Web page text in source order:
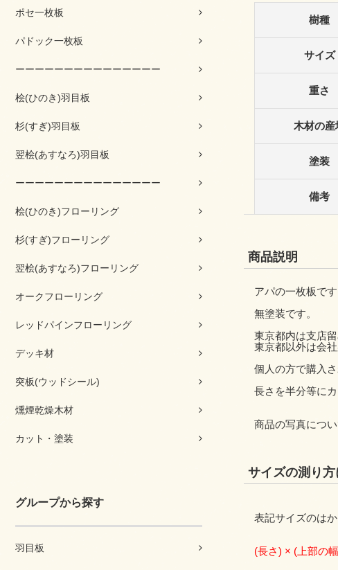
ポセ一枚板
パドック一枚板
ーーーーーーーーーーーーーーー
桧(ひのき)羽目板
杉(すぎ)羽目板
翌桧(あすなろ)羽目板
ーーーーーーーーーーーーーーー
桧(ひのき)フローリング
杉(すぎ)フローリング
翌桧(あすなろ)フローリング
オークフローリング
レッドパインフローリング
デッキ材
突板(ウッドシール)
燻煙乾燥木材
カット・塗装
グループから探す
羽目板
樹種
サイズ
重さ
木材の産
塗装
備考
商品説明
アパの一枚板で
無塗装です。
東京都内は支店
東京都以外は会
個人の方で購入
長さを半分等に
商品の写真につ
サイズの測り
表記サイズのは
(長さ) × (上部の